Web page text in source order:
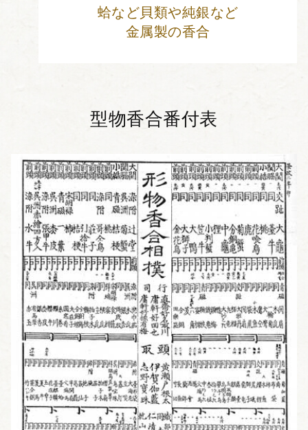
蛤など貝類や純銀など
金属製の香合
型物香合番付表